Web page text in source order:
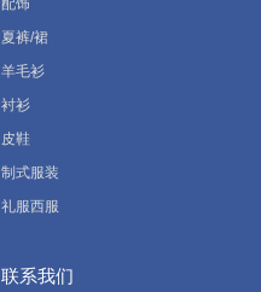
配饰
夏裤/裙
羊毛衫
衬衫
皮鞋
制式服装
礼服西服
联系我们